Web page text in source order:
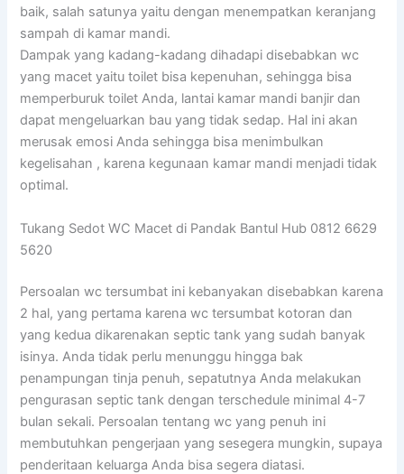
baik, salah satunya yaitu dengan menempatkan keranjang
sampah di kamar mandi.
Dampak yang kadang-kadang dihadapi disebabkan wc
yang macet yaitu toilet bisa kepenuhan, sehingga bisa
memperburuk toilet Anda, lantai kamar mandi banjir dan
dapat mengeluarkan bau yang tidak sedap. Hal ini akan
merusak emosi Anda sehingga bisa menimbulkan
kegelisahan , karena kegunaan kamar mandi menjadi tidak
optimal.
Tukang Sedot WC Macet di Pandak Bantul Hub 0812 6629
5620
Persoalan wc tersumbat ini kebanyakan disebabkan karena
2 hal, yang pertama karena wc tersumbat kotoran dan
yang kedua dikarenakan septic tank yang sudah banyak
isinya. Anda tidak perlu menunggu hingga bak
penampungan tinja penuh, sepatutnya Anda melakukan
pengurasan septic tank dengan terschedule minimal 4-7
bulan sekali. Persoalan tentang wc yang penuh ini
membutuhkan pengerjaan yang sesegera mungkin, supaya
penderitaan keluarga Anda bisa segera diatasi.